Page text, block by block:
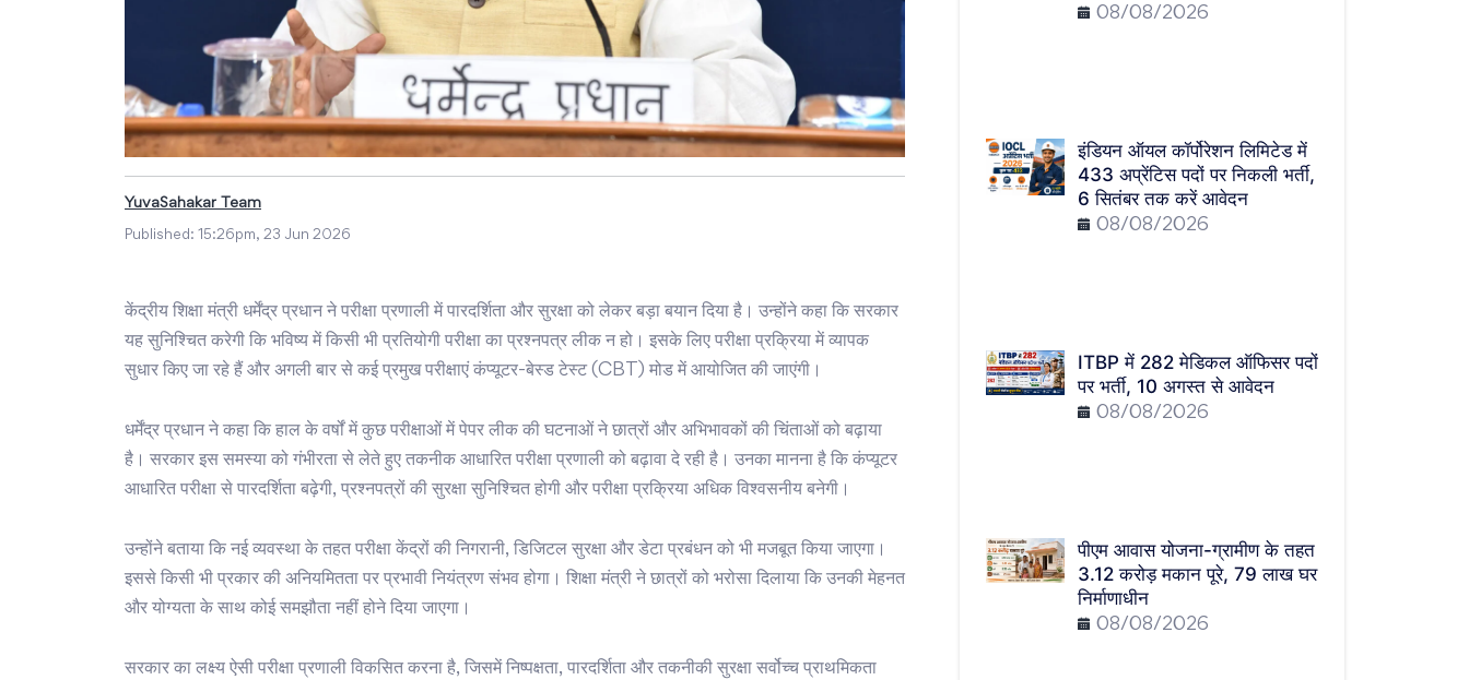
YuvaSahakar Team
Published: 15:26pm, 23 Jun 2026
केंद्रीय शिक्षा मंत्री धर्मेंद्र प्रधान ने परीक्षा प्रणाली में पारदर्शिता और सुरक्षा को लेकर बड़ा बयान दिया है। उन्होंने कहा कि सरकार
यह सुनिश्चित करेगी कि भविष्य में किसी भी प्रतियोगी परीक्षा का प्रश्नपत्र लीक न हो। इसके लिए परीक्षा प्रक्रिया में व्यापक
सुधार किए जा रहे हैं और अगली बार से कई प्रमुख परीक्षाएं कंप्यूटर-बेस्ड टेस्ट (CBT) मोड में आयोजित की जाएंगी।
धर्मेंद्र प्रधान ने कहा कि हाल के वर्षों में कुछ परीक्षाओं में पेपर लीक की घटनाओं ने छात्रों और अभिभावकों की चिंताओं को बढ़ाया
है। सरकार इस समस्या को गंभीरता से लेते हुए तकनीक आधारित परीक्षा प्रणाली को बढ़ावा दे रही है। उनका मानना है कि कंप्यूटर
आधारित परीक्षा से पारदर्शिता बढ़ेगी, प्रश्नपत्रों की सुरक्षा सुनिश्चित होगी और परीक्षा प्रक्रिया अधिक विश्वसनीय बनेगी।
उन्होंने बताया कि नई व्यवस्था के तहत परीक्षा केंद्रों की निगरानी, डिजिटल सुरक्षा और डेटा प्रबंधन को भी मजबूत किया जाएगा।
इससे किसी भी प्रकार की अनियमितता पर प्रभावी नियंत्रण संभव होगा। शिक्षा मंत्री ने छात्रों को भरोसा दिलाया कि उनकी मेहनत
और योग्यता के साथ कोई समझौता नहीं होने दिया जाएगा।
सरकार का लक्ष्य ऐसी परीक्षा प्रणाली विकसित करना है, जिसमें निष्पक्षता, पारदर्शिता और तकनीकी सुरक्षा सर्वोच्च प्राथमिकता
08/08/2026
इंडियन ऑयल कॉर्पोरेशन लिमिटेड में
433 अप्रेंटिस पदों पर निकली भर्ती,
6 सितंबर तक करें आवेदन
08/08/2026
ITBP में 282 मेडिकल ऑफिसर पदों
पर भर्ती, 10 अगस्त से आवेदन
08/08/2026
पीएम आवास योजना-ग्रामीण के तहत
3.12 करोड़ मकान पूरे, 79 लाख घर
निर्माणाधीन
08/08/2026